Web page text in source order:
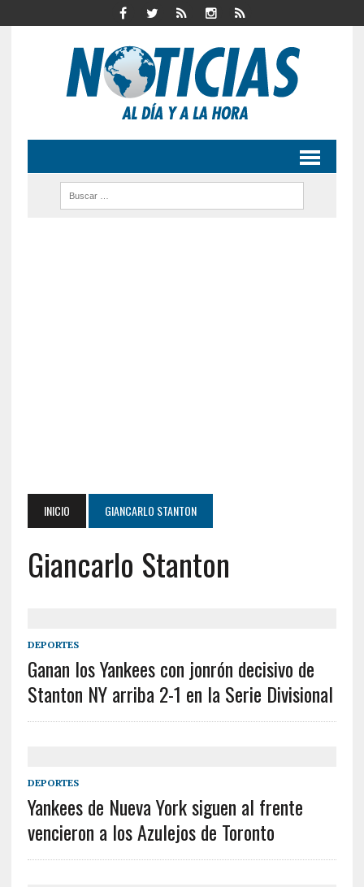
INICIO GIANCARLO STANTON
Giancarlo Stanton
DEPORTES
Ganan los Yankees con jonrón decisivo de
Stanton NY arriba 2-1 en la Serie Divisional
DEPORTES
Yankees de Nueva York siguen al frente
vencieron a los Azulejos de Toronto